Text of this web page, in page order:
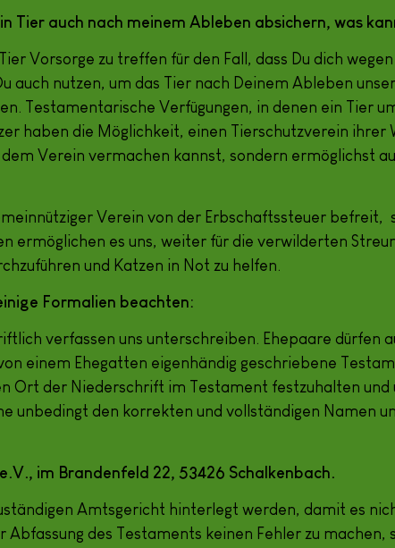
Tier auch nach meinem Ableben absichern, was
Vorsorge zu treffen für den Fall, dass Du dich
auch nutzen, um das Tier nach Deinem Ableben
Testamentarische Verfügungen, in denen ein Tier
haben die Möglichkeit, einen Tierschutzverein ihrer
Verein vermachen kannst, sondern ermöglichst
Verein von der Erbschaftssteuer befreit,
ermöglichen es uns, weiter für die verwilderten
und Katzen in Not zu helfen.
Formalien beachten:
verfassen uns unterschreiben. Ehepaare dürfen
einem Ehegatten eigenhändig geschriebene
Ort der Niederschrift im Testament festzuhalten
unbedingt den korrekten und vollständigen Namen
im Brandenfeld 22, 53426 Schalkenbach.
Amtsgericht hinterlegt werden, damit es
Abfassung des Testaments keinen Fehler zu